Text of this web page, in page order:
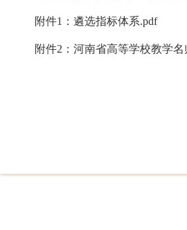
附件1：遴选指标体系.pdf
附件2：河南省高等学校教学